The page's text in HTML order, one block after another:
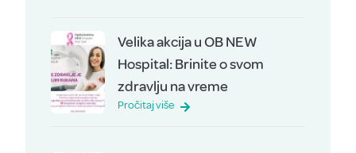
Velika akcija u OB NEW
Hospital: Brinite o svom
zdravlju na vreme
Pročitaj više